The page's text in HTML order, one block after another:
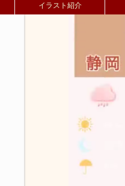
イラスト紹介